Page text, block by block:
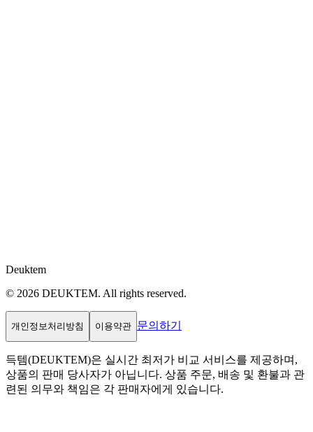
Deuktem
© 2026 DEUKTEM. All rights reserved.
개인정보처리방침 이용약관 문의하기
득템(DEUKTEM)은 실시간 최저가 비교 서비스를 제공하며,
상품의 판매 당사자가 아닙니다. 상품 주문, 배송 및 환불과 관
련된 의무와 책임은 각 판매자에게 있습니다.